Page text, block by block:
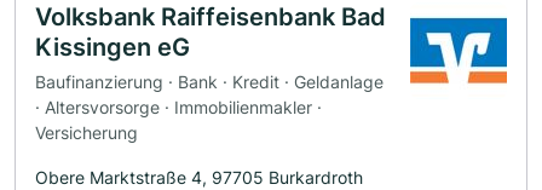
Volksbank Raiffeisenbank Bad
Kissingen eG
Baufinanzierung · Bank · Kredit · Geldanlage
· Altersvorsorge · Immobilienmakler ·
Versicherung
Obere Marktstraße 4, 97705 Burkardroth